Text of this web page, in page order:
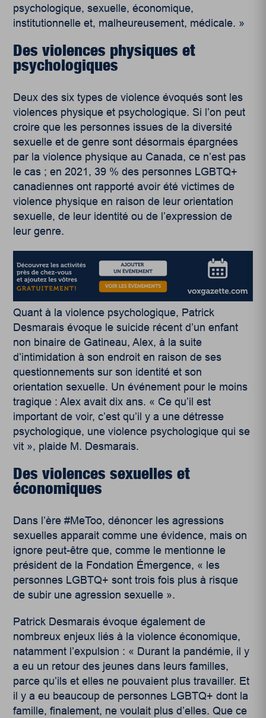
psychologique, sexuelle, économique,
institutionnelle et, malheureusement, médicale. »
Des violences physiques et
psychologiques
Deux des six types de violence évoqués sont les
violences physique et psychologique. Si l’on peut
croire que les personnes issues de la diversité
sexuelle et de genre sont désormais épargnées
par la violence physique au Canada, ce n’est pas
le cas ;en 2021 , 39 % des personnes LGBTQ+
canadiennes ont rapporté avoir été victimes de
violence physique en raison de leur orientation
sexuelle, de leur identité ou de l’expression de
leur genre.
Quant à la violence psychologique, Patrick
Desmarais évoque le suicide récent d’un enfant
non binaire de Gatineau, Alex, à la suite
d’intimidation à son endroit en raison de ses
questionnements sur son identité et son
orientation sexuelle. Un événement pour le moins
tragique : Alex avait dix ans. « Ce qu’il est
important de voir, c’est qu’il y a une détresse
psychologique, une violence psychologique qui se
vit », plaide M. Desmarais.
Des violences sexuelles et
économiques
Dans l’ère #MeToo, dénoncer les agressions
sexuelles apparait comme une évidence, mais on
ignore peut-être que, comme le mentionne le
président de la Fondation Émergence, « les
personnes LGBTQ+ sont trois fois plus à risque
de subir une agression sexuelle ».
Patrick Desmarais évoque également de
nombreux enjeux liés à la violence économique,
natamment l’expulsion : « Durant la pandémie, il y
a eu un retour des jeunes dans leurs familles,
parce qu’ils et elles ne pouvaient plus travailler. Et
il y a eu beaucoup de personnes LGBTQ+ dont la
famille, finalement, ne voulait plus d’elles. Que ce